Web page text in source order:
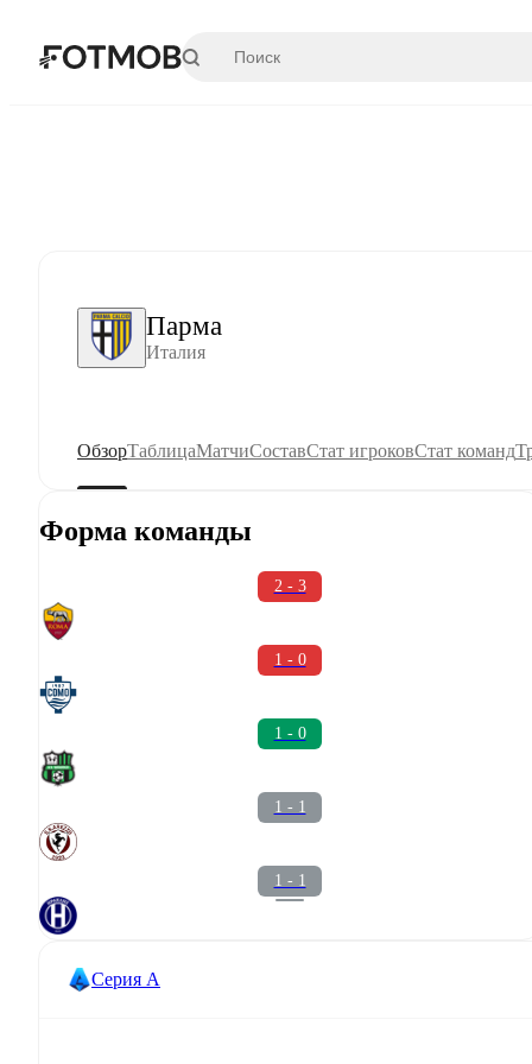
Парма
Италия
ОбзорТаблицаМатчиСоставСтат игроковСтат команд
Форма команды
2 - 3
1 - 0
1 - 0
1 - 1
1 - 1
Серия А